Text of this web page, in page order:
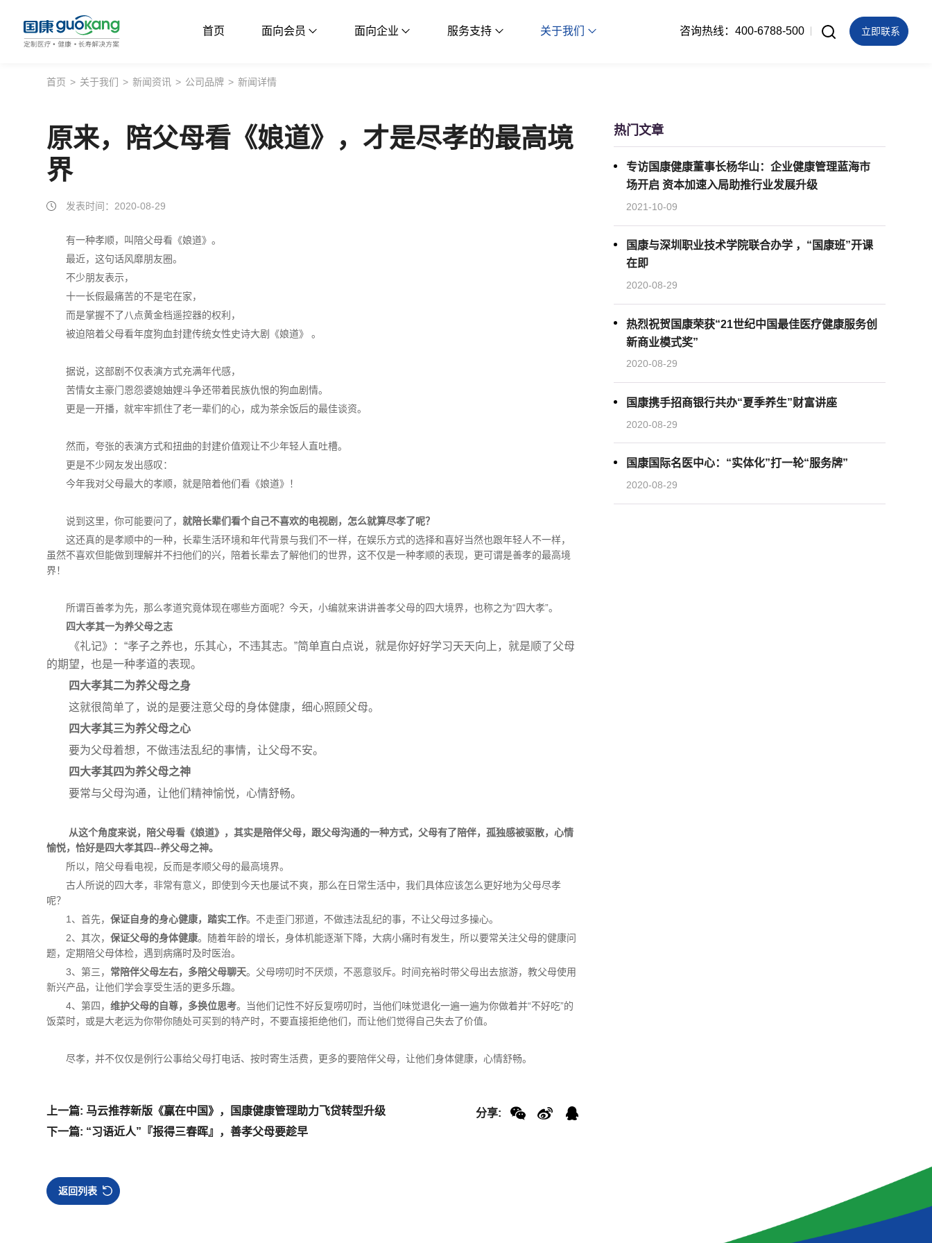
首页 面向会员 面向企业 服务支持 关于我们
面向企业
服务支持
关于我们
咨询热线：400-6788-500 立即联系
首页 > 关于我们 > 新闻资讯 > 公司品牌 > 新闻详情
原来，陪父母看《娘道》，才是尽孝的最高境
界
发表时间：2020-08-29
有一种孝顺，叫陪父母看《娘道》。
最近，这句话风靡朋友圈。
不少朋友表示，
十一长假最痛苦的不是宅在家，
而是掌握不了八点黄金档遥控器的权利，
被迫陪着父母看年度狗血封建传统女性史诗大剧《娘道》 。
据说，这部剧不仅表演方式充满年代感，
苦情女主豪门恩怨婆媳妯娌斗争还带着民族仇恨的狗血剧情。
更是一开播，就牢牢抓住了老一辈们的心，成为茶余饭后的最佳谈资。
然而，夸张的表演方式和扭曲的封建价值观让不少年轻人直吐槽。
更是不少网友发出感叹：
今年我对父母最大的孝顺，就是陪着他们看《娘道》！
说到这里，你可能要问了，就陪长辈们看个自己不喜欢的电视剧，怎么就算尽孝了呢？
这还真的是孝顺中的一种，长辈生活环境和年代背景与我们不一样，在娱乐方式的选择和喜好当然也跟年轻人不一样，
虽然不喜欢但能做到理解并不扫他们的兴，陪着长辈去了解他们的世界，这不仅是一种孝顺的表现，更可谓是善孝的最高境
界！
所谓百善孝为先，那么孝道究竟体现在哪些方面呢？今天，小编就来讲讲善孝父母的四大境界，也称之为“四大孝”。
四大孝其一为养父母之志
《礼记》：“孝子之养也，乐其心，不违其志。”简单直白点说，就是你好好学习天天向上，就是顺了父母
的期望，也是一种孝道的表现。
四大孝其二为养父母之身
这就很简单了，说的是要注意父母的身体健康，细心照顾父母。
四大孝其三为养父母之心
要为父母着想，不做违法乱纪的事情，让父母不安。
四大孝其四为养父母之神
要常与父母沟通，让他们精神愉悦，心情舒畅。
从这个角度来说，陪父母看《娘道》，其实是陪伴父母，跟父母沟通的一种方式，父母有了陪伴，孤独感被驱散，心情
愉悦，恰好是四大孝其四--养父母之神。
所以，陪父母看电视，反而是孝顺父母的最高境界。
古人所说的四大孝，非常有意义，即使到今天也屡试不爽，那么在日常生活中，我们具体应该怎么更好地为父母尽孝
呢？
1、首先，保证自身的身心健康，踏实工作。不走歪门邪道，不做违法乱纪的事，不让父母过多操心。
2、其次，保证父母的身体健康。随着年龄的增长，身体机能逐渐下降，大病小痛时有发生，所以要常关注父母的健康问
题，定期陪父母体检，遇到病痛时及时医治。
3、第三， 常陪伴父母左右，多陪父母聊天。父母唠叨时不厌烦，不恶意驳斥。时间充裕时带父母出去旅游，教父母使用
新兴产品，让他们学会享受生活的更多乐趣。
4、第四，维护父母的自尊，多换位思考。当他们记性不好反复唠叨时，当他们味觉退化一遍一遍为你做着并“不好吃”的
饭菜时，或是大老远为你带你随处可买到的特产时，不要直接拒绝他们，而让他们觉得自己失去了价值。
尽孝，并不仅仅是例行公事给父母打电话、按时寄生活费，更多的要陪伴父母，让他们身体健康，心情舒畅。
上一篇: 马云推荐新版《赢在中国》，国康健康管理助力飞贷转型升级
下一篇: “习语近人”『报得三春晖』，善孝父母要趁早
分享:
返回列表
热门文章
专访国康健康董事长杨华山：企业健康管理蓝海市
场开启 资本加速入局助推行业发展升级
2021-10-09
国康与深圳职业技术学院联合办学 ，“国康班”开课
在即
2020-08-29
热烈祝贺国康荣获“21世纪中国最佳医疗健康服务创
新商业模式奖”
2020-08-29
国康携手招商银行共办“夏季养生”财富讲座
2020-08-29
国康国际名医中心：“实体化”打一轮“服务牌”
2020-08-29